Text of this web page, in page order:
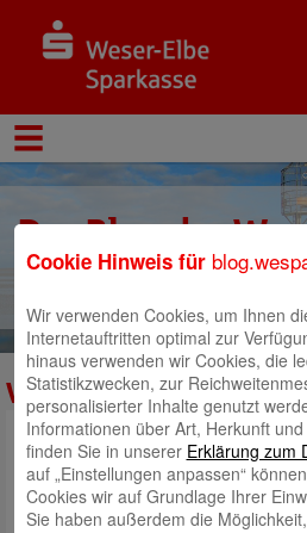
Der Blog der
Sparkasse
Wespa
Cookie Hinweis für
Wir verwenden Cookies, um Ihnen
Internetauftritten optimal zur
hinaus verwenden wir Cookies, die
Statistikzwecken, zur
personalisierter Inhalte genutzt
Informationen über Art, Herkunft
finden Sie in unserer Erklärung zum
auf „Einstellungen anpassen“
Cookies wir auf Grundlage Ihrer
Sie haben außerdem die